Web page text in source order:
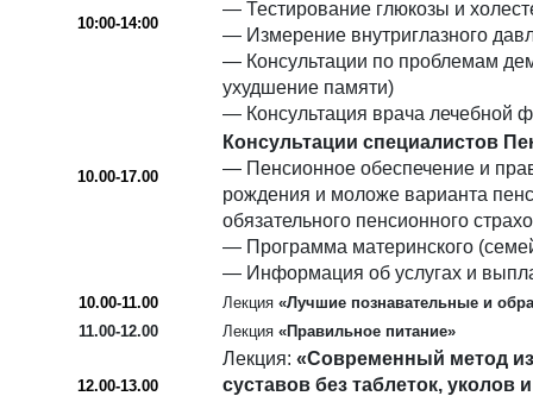
10:00-14:00
— Тестирование глюкозы и
— Измерение внутриглазного
— Консультации по проблемам
ухудшение памяти)
— Консультация врача лечебной
10.00-17.00
Консультации специалистов
— Пенсионное обеспечение и
рождения и моложе варианта
обязательного пенсионного
— Программа материнского
— Информация об услугах и
10.00-11.00 Лекция «Лучшие познавательные и
11.00-12.00
Лекция «Правильное питание»
12.00-13.00
Лекция: «Современный метод
суставов без таблеток, уколов